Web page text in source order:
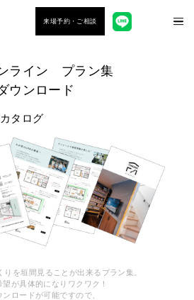
来場予約・ご相談
ライン プラン集
ウンロード
タログ
を垣間見ることが出来るプラン集。
望が具体的になりワクワク！
ンロードが可能ですので、